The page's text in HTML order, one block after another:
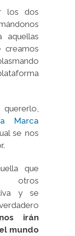
los dos
aquellas
creamos
Marca
se nos
que
otros
y se
irán
mundo